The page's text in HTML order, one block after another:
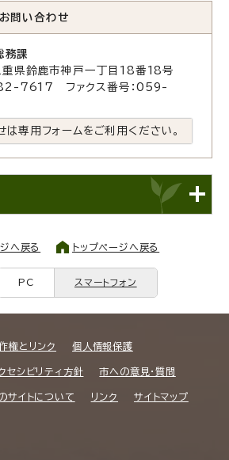
お問い合わせ
務課
鈴鹿市神戸一丁目18番18号
7617 ファクス番号：059-
は専用フォームをご利用ください。
へ戻る トップページへ戻る
PC スマートフォン
権とリンク 個人情報保護
セシビリティ方針 市への意見・質問
サイトについて リンク サイトマップ